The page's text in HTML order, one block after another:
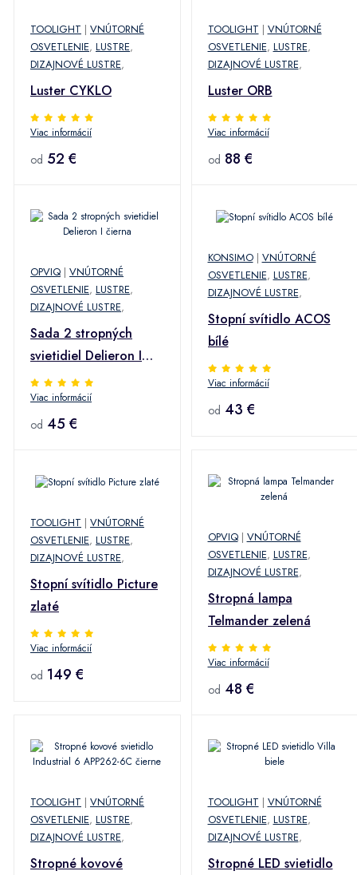
TOOLIGHT | VNÚTORNÉ
OSVETLENIE, LUSTRE,
DIZAJNOVÉ LUSTRE,
Luster CYKLO
Viac informácií
od 52 €
TOOLIGHT | VNÚTORNÉ
OSVETLENIE, LUSTRE,
DIZAJNOVÉ LUSTRE,
Luster ORB
Viac informácií
od 88 €
OPVIQ | VNÚTORNÉ
OSVETLENIE, LUSTRE,
DIZAJNOVÉ LUSTRE,
Sada 2 stropných
svietidiel Delieron I
čierna
Viac informácií
od 45 €
KONSIMO| VNÚTORNÉ
OSVETLENIE, LUSTRE,
DIZAJNOVÉ LUSTRE,
Stopní svítidlo ACOS
bílé
Viac informácií
od 43 €
TOOLIGHT | VNÚTORNÉ
OSVETLENIE, LUSTRE,
DIZAJNOVÉ LUSTRE,
Stopní svítidlo Picture
zlaté
Viac informácií
od 149 €
OPVIQ| VNÚTORNÉ
OSVETLENIE, LUSTRE,
DIZAJNOVÉ LUSTRE,
Stropná lampa
Telmander zelená
Viac informácií
od 48 €
TOOLIGHT | VNÚTORNÉ
OSVETLENIE, LUSTRE,
DIZAJNOVÉ LUSTRE,
Stropné kovové
TOOLIGHT | VNÚTORNÉ
OSVETLENIE, LUSTRE,
DIZAJNOVÉ LUSTRE,
Stropné LED svietidlo